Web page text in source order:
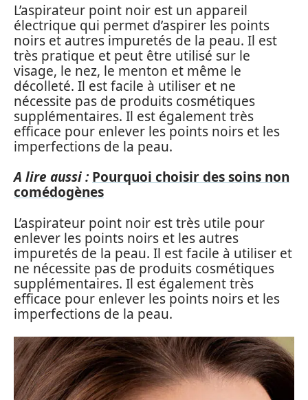
L’aspirateur point noir est un appareil
électrique qui permet d’aspirer les points
noirs et autres impuretés de la peau. Il est
très pratique et peut être utilisé sur le
visage, le nez, le menton et même le
décolleté. Il est facile à utiliser et ne
nécessite pas de produits cosmétiques
supplémentaires. Il est également très
efficace pour enlever les points noirs et les
imperfections de la peau.
A lire aussi : Pourquoi choisir des soins non
comédogènes
L’aspirateur point noir est très utile pour
enlever les points noirs et les autres
impuretés de la peau. Il est facile à utiliser et
ne nécessite pas de produits cosmétiques
supplémentaires. Il est également très
efficace pour enlever les points noirs et les
imperfections de la peau.